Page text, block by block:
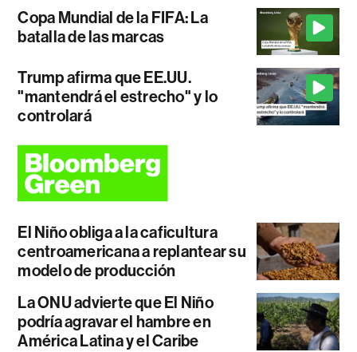
Copa Mundial de la FIFA: La
batalla de las marcas
Trump afirma que EE.UU.
"mantendrá el estrecho" y lo
controlará
El Niño obliga a la caficultura
centroamericana a replantear su
modelo de producción
La ONU advierte que El Niño
podría agravar el hambre en
América Latina y el Caribe